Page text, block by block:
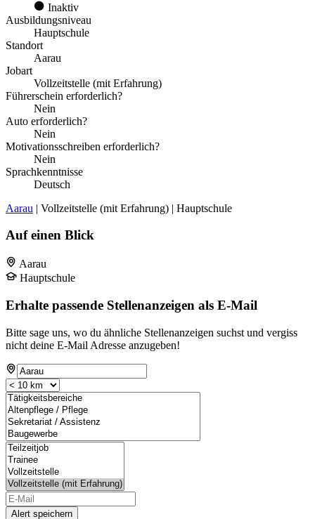
Inaktiv
Ausbildungsniveau
Hauptschule
Standort
Aarau
Jobart
Vollzeitstelle (mit Erfahrung)
Führerschein erforderlich?
Nein
Auto erforderlich?
Nein
Motivationsschreiben erforderlich?
Nein
Sprachkenntnisse
Deutsch
Aarau | Vollzeitstelle (mit Erfahrung) | Hauptschule
Auf einen Blick
Aarau
Hauptschule
Erhalte passende Stellenanzeigen als E-Mail
Bitte sage uns, wo du ähnliche Stellenanzeigen suchst und vergiss
nicht deine E-Mail Adresse anzugeben!
Alert speichern